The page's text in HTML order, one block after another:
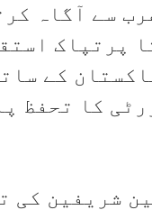
سے آگاہ
پرتپاک
کے
کا تحفظ
شریفین کی